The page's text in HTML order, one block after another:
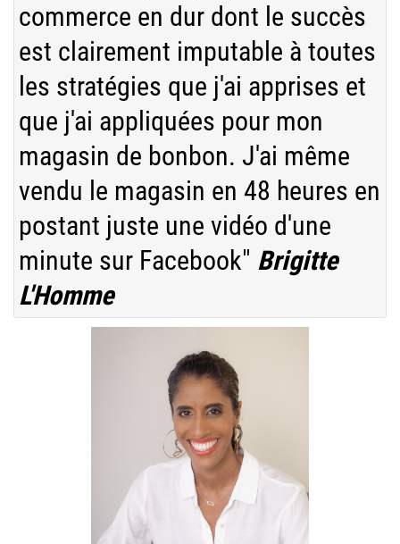
commerce en dur dont le succès
est clairement imputable à toutes
les stratégies que j'ai apprises et
que j'ai appliquées pour mon
magasin de bonbon. J'ai même
vendu le magasin en 48 heures en
postant juste une vidéo d'une
minute sur Facebook" Brigitte
L'Homme